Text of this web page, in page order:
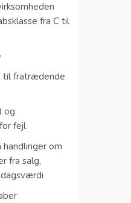
fra C til
til fratrædende
og
fejl
handlinger om
fra salg,